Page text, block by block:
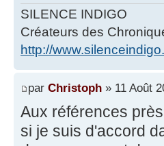
SILENCE INDIGO
Créateurs des
http://
par Christoph » 11 Août
Aux références
si je suis d'accord